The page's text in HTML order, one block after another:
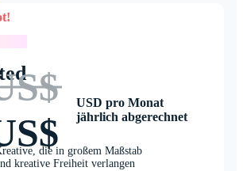
USD pro Monat
jährlich abgerechnet
die in großem Maßstab
kreative Freiheit verlangen